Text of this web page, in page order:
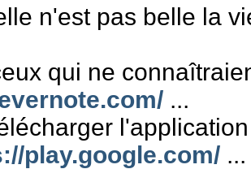
n'est pas belle la
qui ne
...
play.google.com/ ...